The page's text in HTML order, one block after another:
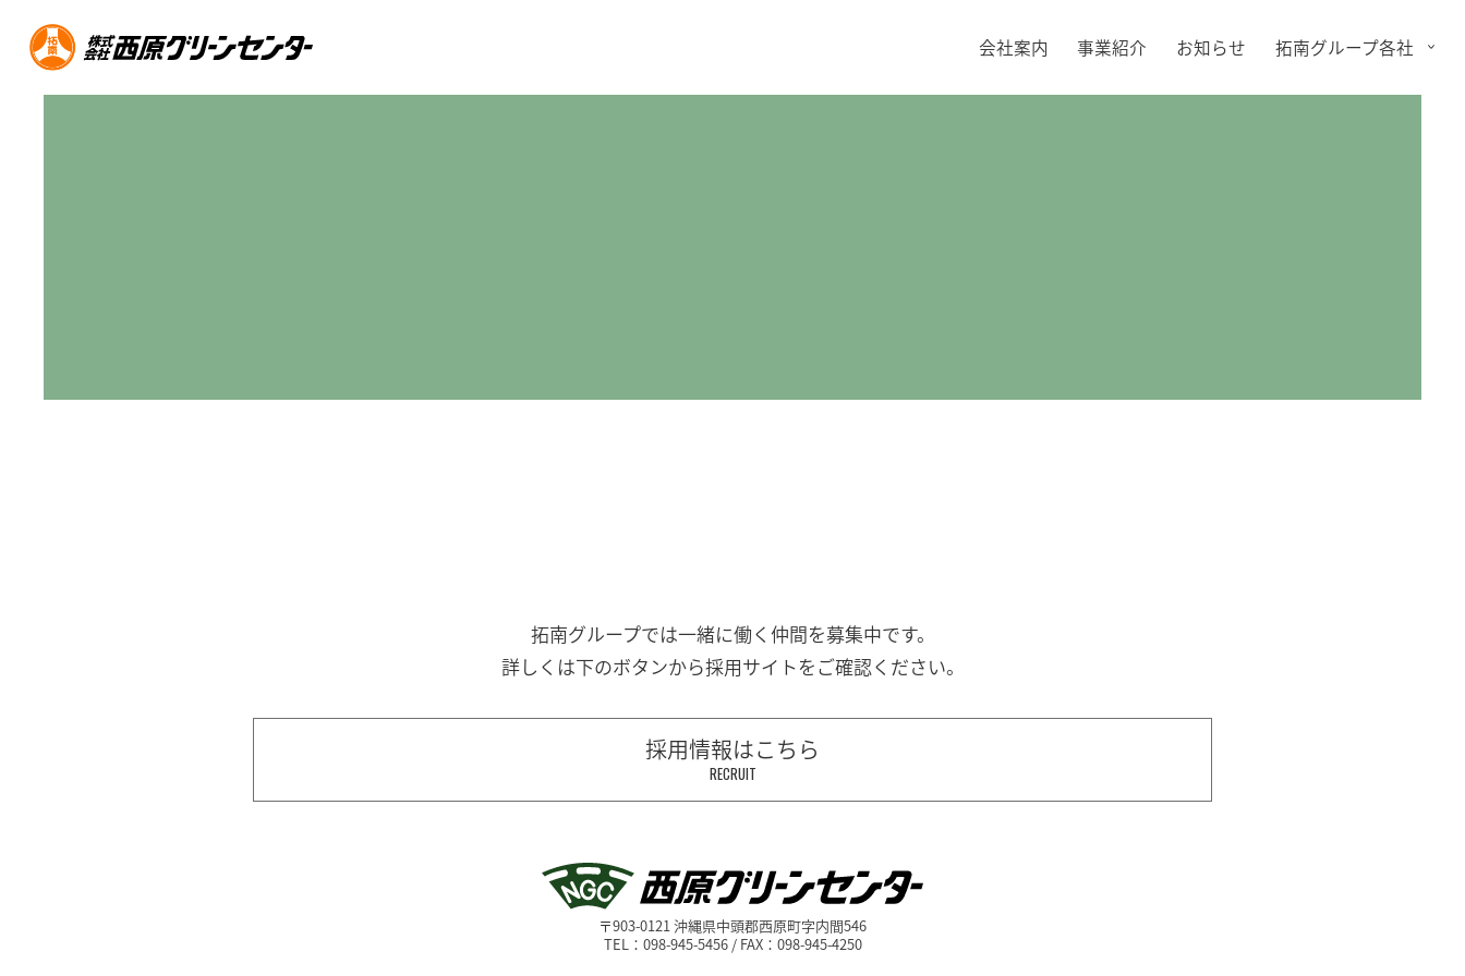
会社案内 事業紹介 お知らせ 拓南グループ各社
拓南グループでは一緒に働く 仲間を募集中です。
詳しくは下のボタンから採用サイトをご確認ください。
採用情報はこちら
RECRUIT
〒903-0121 沖縄県中頭郡西原町字内間546
TEL：098-945-5456 / FAX：098-945-4250